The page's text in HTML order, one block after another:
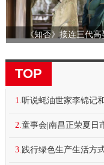
《知否》接连三代高
TOP
1.听说蚝油世家李锦记
2.童事会|南昌正荣夏日
3.践行绿色生产生活方